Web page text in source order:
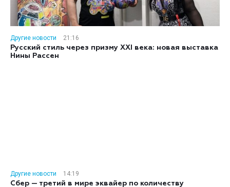
Другие новости
21:16
Русский стиль через призму XXI века: новая выставка
Нины Рассен
Другие новости
14:19
Сбер — третий в мире эквайер по количеству